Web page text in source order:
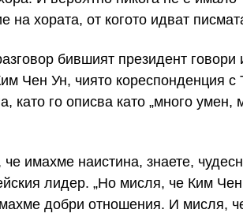
на хората, от когото идват
бившият президент говори
Чен Ун, чиято кореспонденция с
като го описва като „много умен,
имахме наистина, знаете,
лидер. „Но мисля, че Ким
добри отношения. И мисля,